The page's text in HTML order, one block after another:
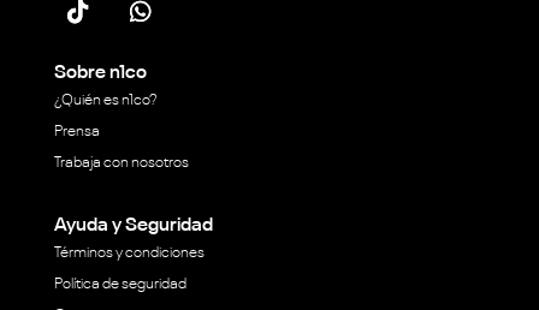
Sobre n1co
¿Quién es n1co?
Prensa
Trabaja con nosotros
Ayuda y Seguridad
Términos y condiciones
Política de seguridad